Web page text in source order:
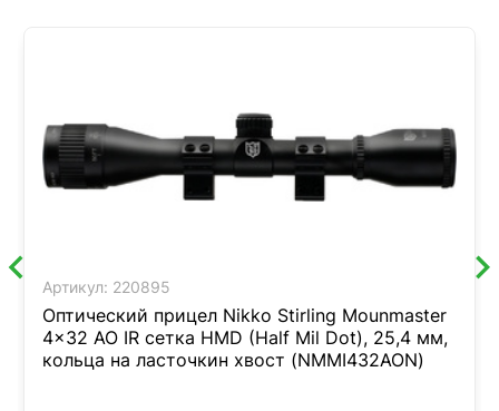
Артикул: 220895
Оптический прицел Nikko Stirling Mounmaster
4x32 AO IR сетка HMD (Half Mil Dot), 25,4 мм,
кольца на ласточкин хвост (NMMI432AON)